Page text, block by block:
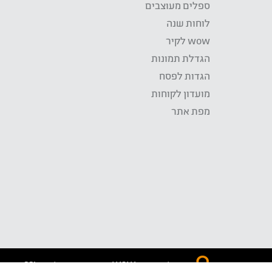
ספלים מעוצבים
לוחות שנה
wow לקיר
הגדלת תמונות
הגדות לפסח
מועדון לקוחות
מפת אתר
התשלום באתר WOW מאובטח בטכנולוגית SSL